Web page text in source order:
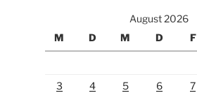
August 2026
M
D M D F
3
4 5 6 7